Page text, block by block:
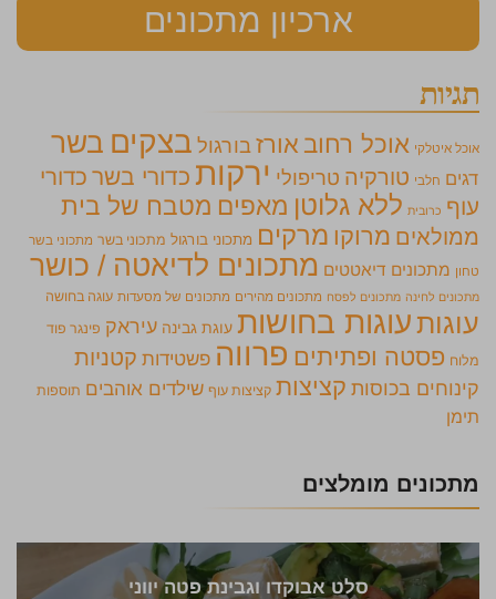
ארכיון מתכונים
תגיות
אוכל איטלקי אוכל רחוב אורזבורגול בצקים בשר
דגים חלבי טורקיה טריפולי ירקות כדורי בשר כדורי
עוף כרובית ללא גלוטן מאפים מטבח של בית
ממולאים מרוקו מרקים מתכוני בורגול מתכוני בשר מתכוני בשר
טחון מתכונים דיאטטים מתכונים לדיאטה / כושר
מתכונים לחינה מתכונים לפסח מתכונים מהירים מתכונים של מסעדות עוגה בחושה
עוגותעוגות בחושות עוגת גבינה עיראק פינגר פוד
מלוח פסטה ופתיתים פרווה פשטידות קטניות
קינוחים בכוסות קציצות קציצות עוף שילדים אוהבים תוספות
תימן
מתכונים מומלצים
סלט אבוקדו וגבינת פטה יווני